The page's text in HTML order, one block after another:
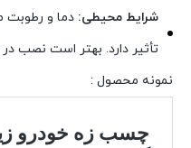
شرایط محیطی: دما و
تأثیر دارد. بهتر است نصب
نمونه محصول :